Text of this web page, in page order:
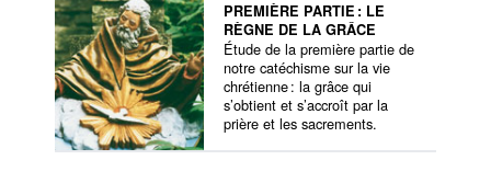
PREMIÈRE PARTIE : LE
RÈGNE DE LA GRÂCE
Étude de la première partie de
notre catéchisme sur la vie
chrétienne : la grâce qui
s’obtient et s’accroît par la
prière et les sacrements.